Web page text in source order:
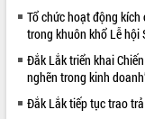
Tổ chức hoạt động kích
trong khuôn khổ Lễ hội
Đắk Lắk triển khai
nghẽn trong kinh
Đắk Lắk tiếp tục trao